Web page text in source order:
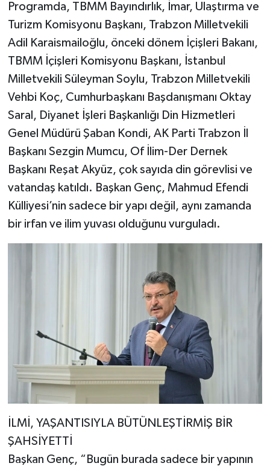
Programda, TBMM Bayındırlık, İmar, Ulaştırma ve
Turizm Komisyonu Başkanı, Trabzon Milletvekili
Adil Karaismailoğlu, önceki dönem İçişleri Bakanı,
TBMM İçişleri Komisyonu Başkanı, İstanbul
Milletvekili Süleyman Soylu, Trabzon Milletvekili
Vehbi Koç, Cumhurbaşkanı Başdanışmanı Oktay
Saral, Diyanet İşleri Başkanlığı Din Hizmetleri
Genel Müdürü Şaban Kondi, AK Parti Trabzon İl
Başkanı Sezgin Mumcu, Of İlim-Der Dernek
Başkanı Reşat Akyüz, çok sayıda din görevlisi ve
vatandaş katıldı. Başkan Genç, Mahmud Efendi
Külliyesi’nin sadece bir yapı değil, aynı zamanda
bir irfan ve ilim yuvası olduğunu vurguladı.
İLMİ, YAŞANTISIYLA BÜTÜNLEŞTİRMİŞ BİR
ŞAHSİYETTİ
Başkan Genç, “Bugün burada sadece bir yapının